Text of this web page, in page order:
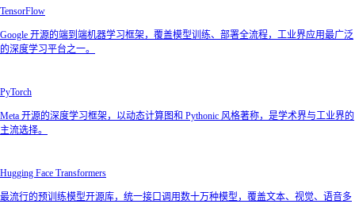
TensorFlow
Google 开源的端到端机器学习框架，覆盖模型训练、部署全流程，工业界应用最广泛
的深度学习平台之一。
PyTorch
Meta 开源的深度学习框架，以动态计算图和 Pythonic 风格著称，是学术界与工业界的
主流选择。
Hugging Face Transformers
最流行的预训练模型开源库，统一接口调用数十万种模型，覆盖文本、视觉、语音多